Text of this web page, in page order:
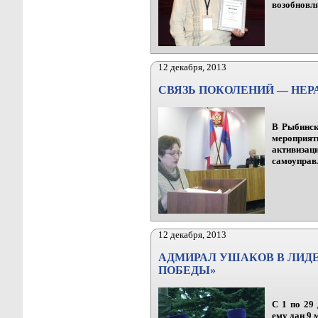
12 декабря, 2013
СВЯЗЬ ПОКОЛЕНИЙ —
В
12 декабря, 2013
АДМИРАЛ УШАКОВ В
ПОБЕДЫ»
С 1 по 29
ему дан 9